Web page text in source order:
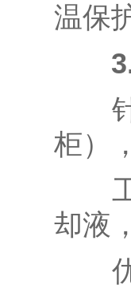
温保
针
柜）
工
却液
优